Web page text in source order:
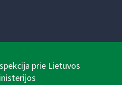
prie Lietuvos